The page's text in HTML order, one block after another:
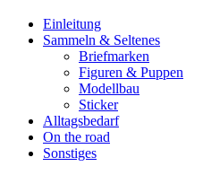
Einleitung
Sammeln & Seltenes
Briefmarken
Figuren & Puppen
Modellbau
Sticker
Alltagsbedarf
On the road
Sonstiges